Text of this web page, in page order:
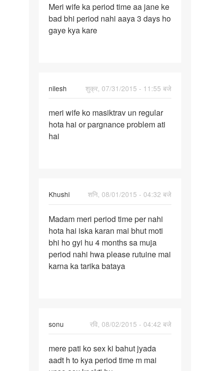
Meri
wife
ka
Meri wife ka period time aa jane ke
bad bhi period nahi aaya 3 days ho
gaye kya kare
nilesh
शुक्र, 07/31/2015 - 11:55 बजे
meri
wife
ko
meri wife ko masiktrav un regular
hota hai or pargnance problem ati
hai
Khushi
शनि, 08/01/2015 - 04:32 बजे
Madam
meri
period
time
per
Madam meri period time per nahi
hota hai iska karan mai bhut moti
bhi ho gyi hu 4 months sa muja
period nahi hwa please rutuine mai
karna ka tarika bataya
sonu
रवि, 08/02/2015 - 04:42 बजे
mere
pati
mere pati ko sex ki bahut jyada
aadt h to kya period time m mai